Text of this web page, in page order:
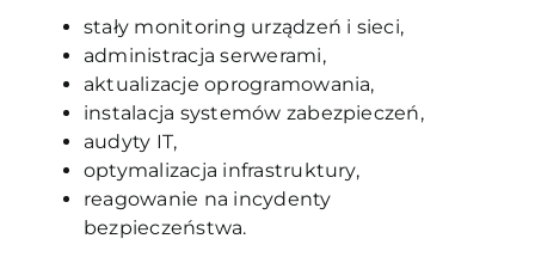
stały monitoring urządzeń i sieci,
administracja serwerami,
aktualizacje oprogramowania,
instalacja systemów zabezpieczeń,
audyty IT,
optymalizacja infrastruktury,
reagowanie na incydenty
bezpieczeństwa.